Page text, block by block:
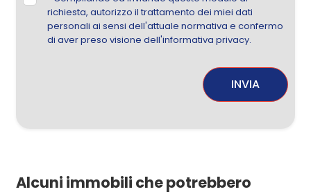
richiesta, autorizzo il trattamento dei miei dati
personali ai sensi dell'attuale normativa e confermo
di aver preso visione dell'informativa privacy.
INVIA
Alcuni immobili che potrebbero